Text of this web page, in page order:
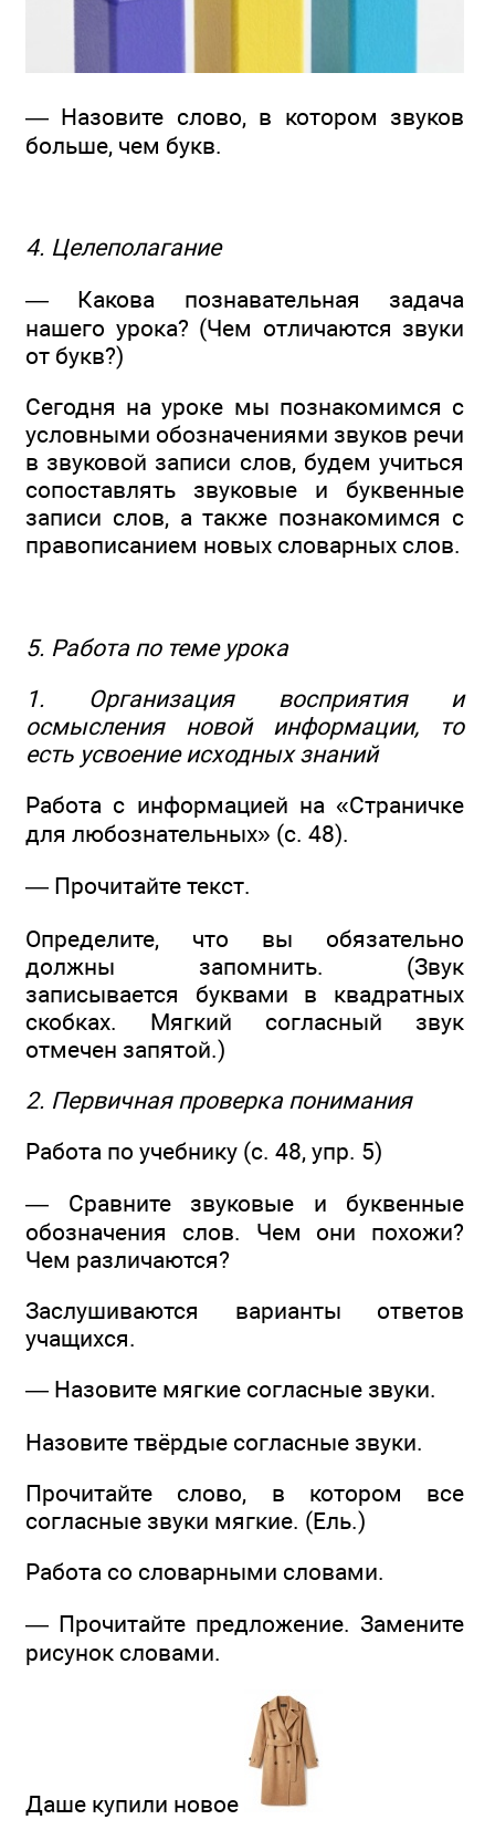
— Назовите слово, в котором звуков
больше, чем букв.
4. Целеполагание
— Какова познавательная задача
нашего урока? (Чем отличаются звуки
от букв?)
Сегодня на уроке мы познакомимся с
условными обозначениями звуков речи
в звуковой записи слов, будем учиться
сопоставлять звуковые и буквенные
записи слов, а также познакомимся с
правописанием новых словарных слов.
5. Работа по теме урока
1. Организация восприятия и
осмысления новой информации, то
есть усвоение исходных знаний
Работа с информацией на «Страничке
для любознательных» (с. 48).
— Прочитайте текст.
Определите, что вы обязательно
должны запомнить. (Звук
записывается буквами в квадратных
скобках. Мягкий согласный звук
отмечен запятой.)
2. Первичная проверка понимания
Работа по учебнику (с. 48, упр. 5)
— Сравните звуковые и буквенные
обозначения слов. Чем они похожи?
Чем различаются?
Заслушиваются варианты ответов
учащихся.
— Назовите мягкие согласные звуки.
Назовите твёрдые согласные звуки.
Прочитайте слово, в котором все
согласные звуки мягкие. (Ель.)
Работа со словарными словами.
— Прочитайте предложение. Замените
рисунок словами.
Даше купили новое